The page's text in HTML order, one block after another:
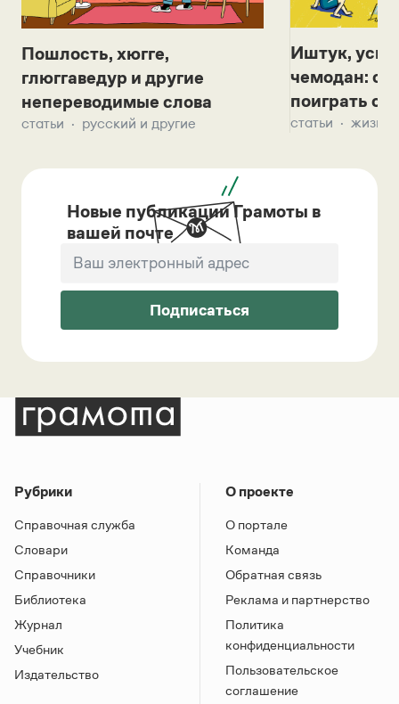
Пошлость, хюгге,
глюггаведур и другие
непереводимые слова
статьи русский и другие
Иштук,
чемодан:
поиграть с
статьи жизнь
Новые публикации Грамоты в
вашей почте
Подписаться
Рубрики
Справочная служба
Словари
Справочники
Библиотека
Журнал
Учебник
Издательство
О проекте
О портале
Команда
Обратная связь
Реклама и партнерство
Политика
конфиденциальности
Пользовательское
соглашение